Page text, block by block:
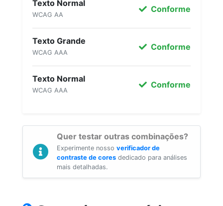
Texto Normal
WCAG AA
Conforme
Texto Grande
WCAG AAA
Conforme
Texto Normal
WCAG AAA
Conforme
Quer testar outras combinações?
Experimente nosso verificador de
contraste de cores dedicado para análises
mais detalhadas.